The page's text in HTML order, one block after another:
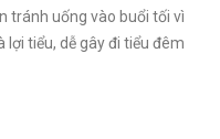
tránh uống vào buổi tối vì
tiểu, dễ gây đi tiểu đêm